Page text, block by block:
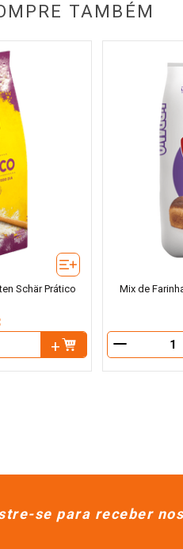
TAMBÉM
Schär Prático
Mix de
se para receber